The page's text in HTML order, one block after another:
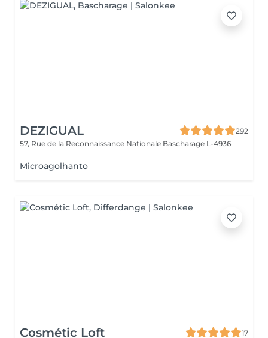
DEZIGUAL
292
57, Rue de la Reconnaissance Nationale Bascharage L-4936
Microagolhanto
Cosmétic Loft 17